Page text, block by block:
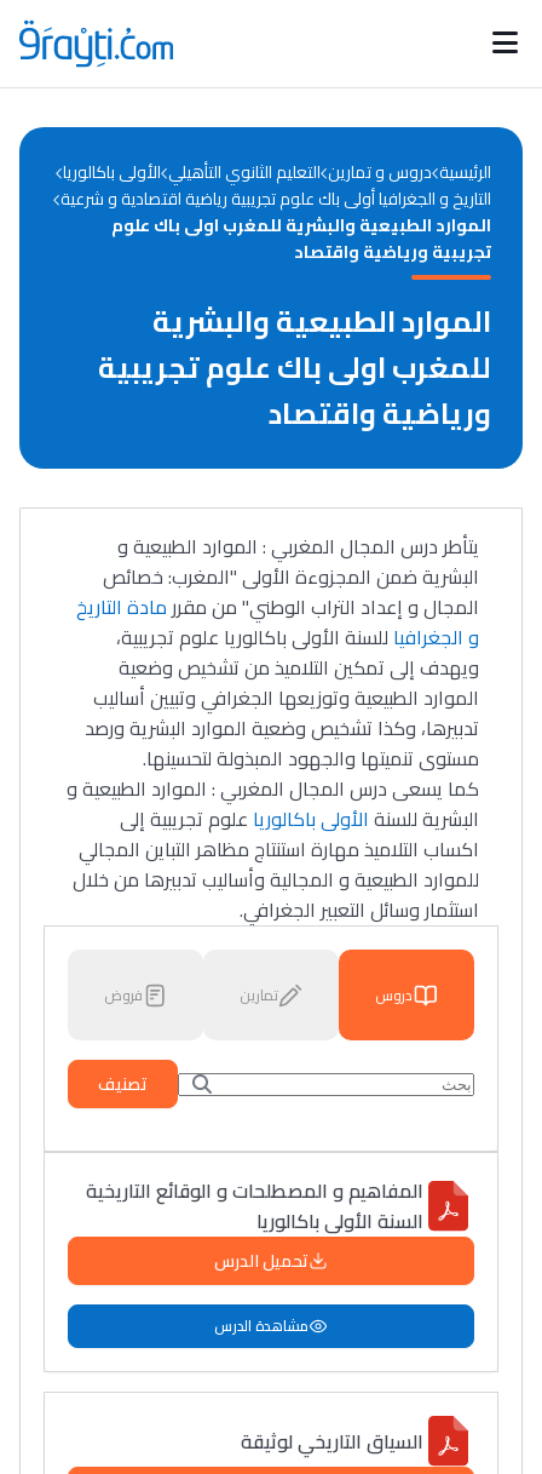
Catégories
d'actualités
Annonces bourses
الرئيسية دروس و تمارين التعليم الثانوي التأهيلي الأولى باكالوريا
التاريخ و الجغرافيا أولى باك علوم تجريبية رياضية اقتصادية و شرعية
الموارد الطبيعية والبشرية للمغرب اولى باك علوم
تجريبية ورياضية واقتصاد
الموارد الطبيعية والبشرية
للمغرب اولى باك علوم تجريبية
ورياضية واقتصاد
يتأطر درس المجال المغربي : الموارد الطبيعية و
البشرية ضمن المجزوءة الأولى "المغرب: خصائص
المجال و إعداد التراب الوطني" من مقررمادة التاريخ
و الجغرافيا للسنة الأولى باكالوريا علوم تجريبية،
ويهدف إلى تمكين التلاميذ من تشخيص وضعية
الموارد الطبيعية وتوزيعها الجغرافي وتبيين أساليب
تدبيرها، وكذا تشخيص وضعية الموارد البشرية ورصد
مستوى تنميتها والجهود المبذولة لتحسينها.
كما يسعى درس المجال المغربي : الموارد الطبيعية و
البشرية للسنة الأولى باكالوريا علوم تجريبية إلى
اكساب التلاميذ مهارة استنتاج مظاهر التباين المجالي
للموارد الطبيعية و المجالية وأساليب تدبيرها من خلال
استثمار وسائل التعبير الجغرافي.
دروس تمارين فروض
تصنيف
المفاهيم و المصطلحات و الوقائع التاريخية
السنة الأولى باكالوريا
تحميل الدرس
مشاهدة الدرس
السياق التاريخي لوثيقة